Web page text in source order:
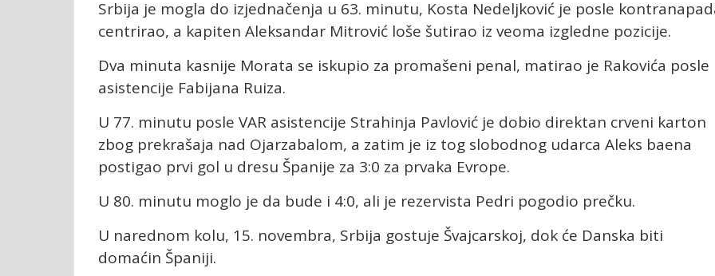
Srbija je mogla do izjednačenja u 63. minutu, Kosta Nedeljković je posle
centrirao, a kapiten Aleksandar Mitrović loše šutirao iz veoma izgledne pozicije.
Dva minuta kasnije Morata se iskupio za promašeni penal, matirao je Rakovića posle
asistencije Fabijana Ruiza.
U 77. minutu posle VAR asistencije Strahinja Pavlović je dobio direktan crveni karton
zbog prekrašaja nad Ojarzabalom, a zatim je iz tog slobodnog udarca Aleks baena
postigao prvi gol u dresu Španije za 3:0 za prvaka Evrope.
U 80. minutu moglo je da bude i 4:0, ali je rezervista Pedri pogodio prečku.
U narednom kolu, 15. novembra, Srbija gostuje Švajcarskoj, dok će Danska biti
domaćin Španiji.